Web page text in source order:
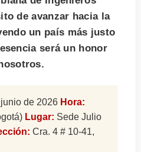
de avanzar hacia la
un país más justo
será un honor
de 2026 Hora:
Lugar: Sede Julio
Cra. 4 # 10-41,